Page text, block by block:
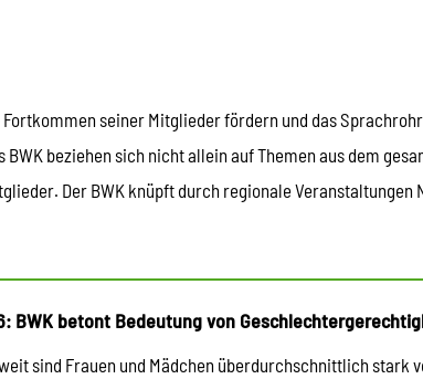
seiner Mitglieder fördern und das
beziehen sich nicht allein auf Themen aus dem
Der BWK knüpft durch regionale
BWK betont Bedeutung von
sind Frauen und Mädchen überdurchschnittlich stark